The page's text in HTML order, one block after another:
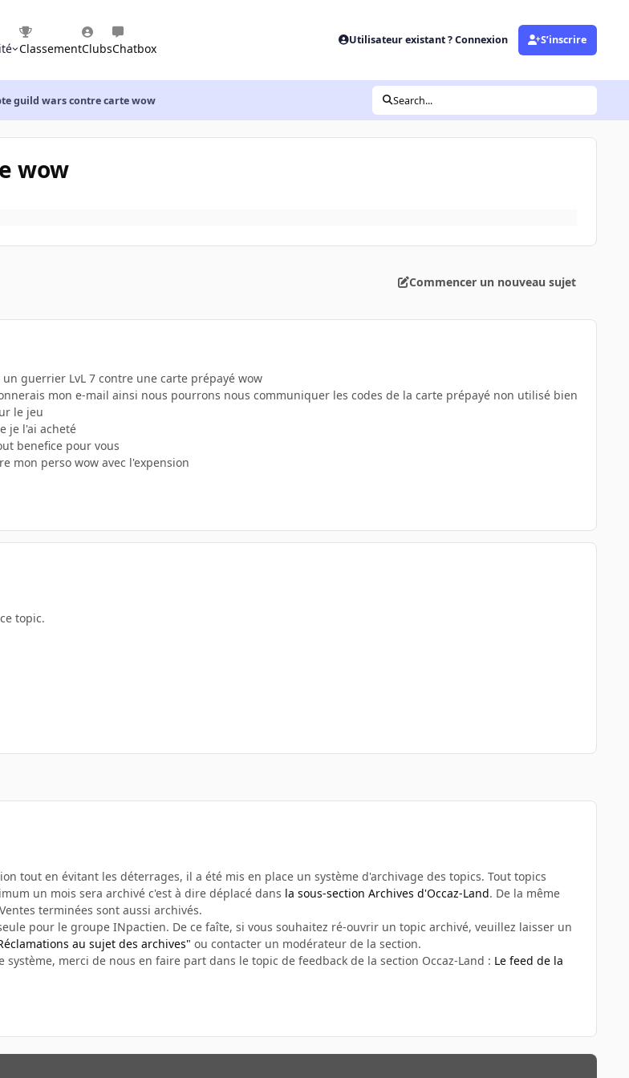
ClassementClubsChatbox
Utilisateur existant ? Connexion S’inscrire
guild wars contre carte wow Search...
wow
Commencer un nouveau sujet
guerrier LvL 7 contre une carte prépayé wow
mon e-mail ainsi nous pourrons nous communiquer les codes de la carte prépayé non utilisé bien
le jeu
je l'ai acheté
benefice pour vous
mon perso wow avec l'expension
topic.
tout en évitant les déterrages, il a été mis en place un système d'archivage des topics. Tout topics
un mois sera archivé c'est à dire déplacé dans la sous-section Archives d'Occaz-Land. De la même
terminées sont aussi archivés.
pour le groupe INpactien. De ce faîte, si vous souhaitez ré-ouvrir un topic archivé, veuillez laisser un
au sujet des archives" ou contacter un modérateur de la section.
système, merci de nous en faire part dans le topic de feedback de la section Occaz-Land : Le feed de la